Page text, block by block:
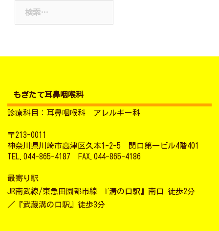
もぎたて耳鼻咽喉科
診療科目：耳鼻咽喉科 アレルギー科
〒213-0011
神奈川県川崎市高津区久本1-2-5 関口第一ビル4階401
TEL.044-865-4187 FAX.044-865-4186
最寄り駅
JR南武線/東急田園都市線 『溝の口駅』南口 徒歩2分
／『武蔵溝の口駅』徒歩3分